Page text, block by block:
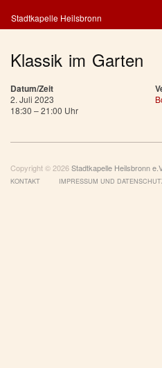
Klassik im Garten
Datum/Zeit
2. Juli 2023
18:30 – 21:00 Uhr
Copyright © 2026Stadtkapelle Heilsbronn
KONTAKT IMPRESSUM UND
Stadtkapelle Heilsbronn